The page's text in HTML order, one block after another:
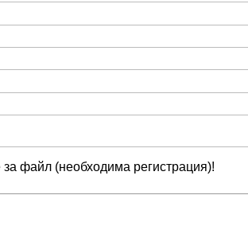
файл (необходима регистрация)!